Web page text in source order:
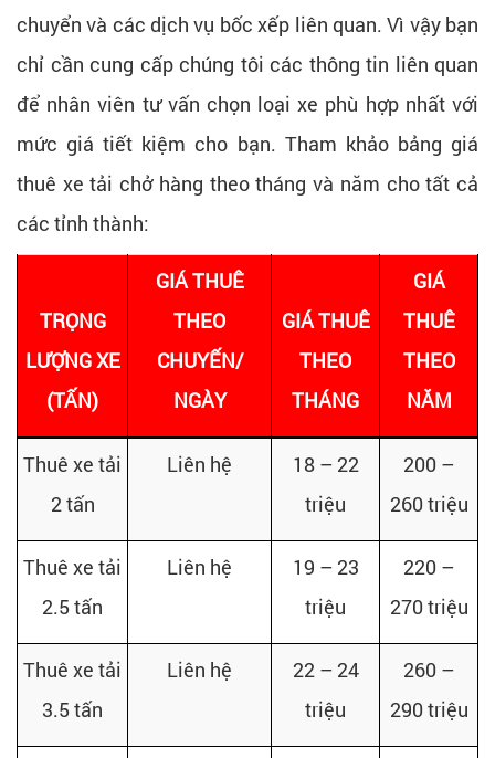
chuyển và các dịch vụ bốc xếp liên quan. Vì vậy bạn
chỉ cần cung cấp chúng tôi các thông tin liên quan
để nhân viên tư vấn chọn loại xe phù hợp nhất với
mức giá tiết kiệm cho bạn. Tham khảo bảng giá
thuê xe tải chở hàng theo tháng và năm cho tất cả
các tỉnh thành:
TRỌNG
LƯỢNG XE
(TẤN)
GIÁ THUÊ
THEO
CHUYẾN/
NGÀY
GIÁ THUÊ
THEO
THÁNG
GIÁ
THUÊ
THEO
NĂM
Thuê xe tải
2 tấn
Liên hệ
18 – 22
triệu
200 –
260 triệu
Thuê xe tải
2.5 tấn
Liên hệ
19 – 23
triệu
220 –
270 triệu
Thuê xe tải
3.5 tấn
Liên hệ
22 – 24
triệu
260 –
290 triệu